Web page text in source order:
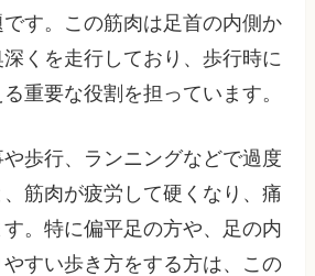
す。この筋肉は足首の内側か
くを走行しており、歩行時に
重要な役割を担っています。
歩行、ランニングなどで過度
筋肉が疲労して硬くなり、痛
。特に偏平足の方や、足の内
すい歩き方をする方は、この